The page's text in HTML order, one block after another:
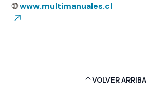
🌐www.multimanuales.cl
VOLVER ARRIBA